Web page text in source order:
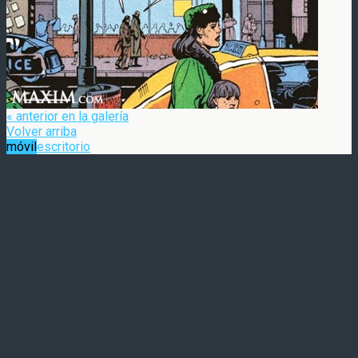
« anterior en la galería
Volver arriba
móvilescritorio